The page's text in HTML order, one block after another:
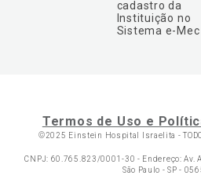
cadastro da
Instituição no
Sistema e-Mec
Termos de Uso e
©2025 Einstein Hospital Israelita -
CNPJ: 60.765.823/0001-30 - Endereço:
São Paulo - SP -